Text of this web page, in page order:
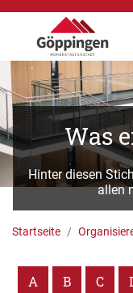
Was
Hinter diesen
allen
Startseite
A B C